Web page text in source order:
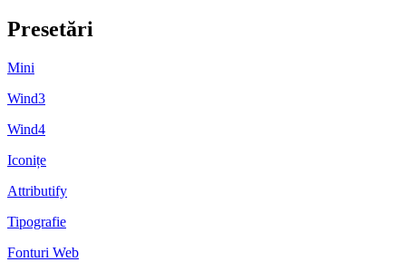
Presetări
Mini
Wind3
Wind4
Iconițe
Attributify
Tipografie
Fonturi Web